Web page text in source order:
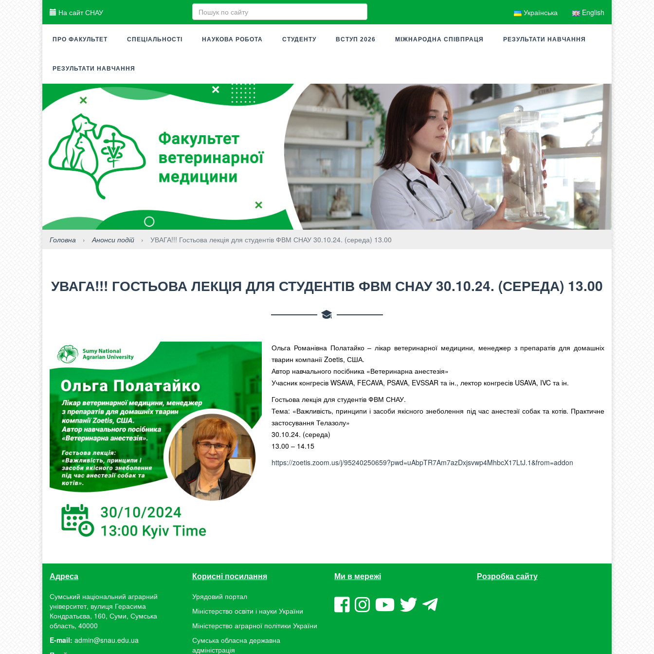
На сайт СНАУ Українська English
ПРО ФАКУЛЬТЕТ СПЕЦІАЛЬНОСТІ НАУКОВА РОБОТА СТУДЕНТУ ВСТУП 2026 МІЖНАРОДНА СПІВПРАЦЯ РЕЗУЛЬТАТИ НАВЧАННЯ
РЕЗУЛЬТАТИ НАВЧАННЯ
Головна › Анонси подій › УВАГА!!! Гостьова лекція для студентів ФВМ СНАУ 30.10.24. (середа) 13.00
УВАГА!!! ГОСТЬОВА ЛЕКЦІЯ ДЛЯ СТУДЕНТІВ ФВМ СНАУ 30.10.24. (СЕРЕДА) 13.00
Ольга Романівна Полатайко – лікар ветеринарної медицини, менеджер з препаратів для домашніх
тварин компанії Zoetis, США.
Автор навчального посібника «Ветеринарна анестезія»
Учасник конгресів WSAVA, FECAVA, PSAVA, EVSSAR та ін., лектор конгресів USAVA, IVC та ін.
Гостьова лекція для студентів ФВМ СНАУ.
Тема: «Важливість, принципи і засоби якісного знеболення під час анестезії собак та котів. Практичне
застосування Телазолу»
30.10.24. (середа)
13.00 – 14.15
https://zoetis.zoom.us/j/95240250659?pwd=uAbpTR7Am7azDxjsvwp4MhbcX17LtJ.1&from=addon
Адреса
Сумський національний аграрний
університет, вулиця Герасима
Кондратьєва, 160, Суми, Сумська
область, 40000
E-mail: admin@snau.edu.ua
Корисні посилання
Урядовий портал
Міністерство освіти і науки України
Міністерство аграрної політики України
Сумська обласна державна
адміністрація
Ми в мережі Розробка сайту